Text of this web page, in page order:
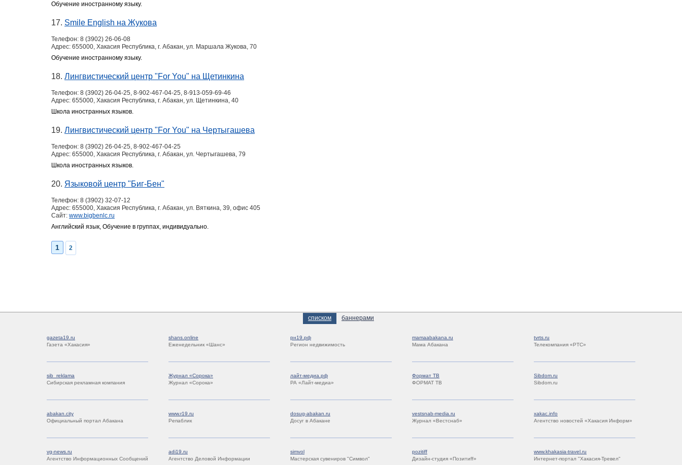
Обучение иностранному языку.
17. Smile English на Жукова
Телефон: 8 (3902) 26-06-08
Адрес: 655000, Хакасия Республика, г. Абакан, ул. Маршала Жукова, 70
Обучение иностранному языку.
18. Лингвистический центр "For You" на Щетинкина
Телефон: 8 (3902) 26-04-25, 8-902-467-04-25, 8-913-059-69-46
Адрес: 655000, Хакасия Республика, г. Абакан, ул. Щетинкина, 40
Школа иностранных языков.
19. Лингвистический центр "For You" на Чертыгашева
Телефон: 8 (3902) 26-04-25, 8-902-467-04-25
Адрес: 655000, Хакасия Республика, г. Абакан, ул. Чертыгашева, 79
Школа иностранных языков.
20. Языковой центр "Биг-Бен"
Телефон: 8 (3902) 32-07-12
Адрес: 655000, Хакасия Республика, г. Абакан, ул. Вяткина, 39, офис 405
Сайт: www.bigbenlc.ru
Английский язык, Обучение в группах, индивидуально.
1 2
списком баннерами
gazeta19.ru
Газета «Хакасия»
shans.online
Еженедельник «Шанс»
рн19.рф
Регион недвижимость
mamaabakana.ru
Мама Абакана
tvrts.ru
Телекомпания «РТС»
sib_reklama
Сибирская рекламная компания
Журнал «Сорока»
Журнал «Сорока»
лайт-медиа.рф
РА «Лайт-медиа»
Формат ТВ
ФОРМАТ ТВ
Sibdom.ru
Sibdom.ru
abakan.city
Официальный портал Абакана
www.r19.ru
Репаблик
dosug-abakan.ru
Досуг в Абакане
vestsnab-media.ru
Журнал «Вестснаб»
xakac.info
Агентство новостей «Хакасия Информ»
vg-news.ru
Агентство Информационных Сообщений
adi19.ru
Агентство Деловой Информации
simvol
Мастерская сувениров "Символ"
pozitiff
Дизайн-студия «Позитиff»
www.khakasia-travel.ru
Интернет-портал "Хакасия-Тревел"